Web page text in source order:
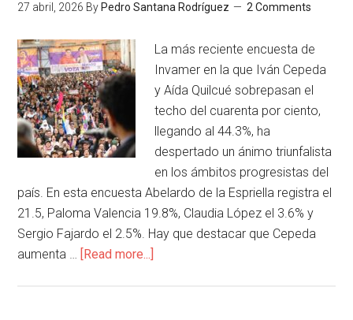
27 abril, 2026 By Pedro Santana Rodríguez 2 Comments
La más reciente encuesta de
Invamer en la que Iván Cepeda
y Aída Quilcué sobrepasan el
techo del cuarenta por ciento,
llegando al 44.3%, ha
despertado un ánimo triunfalista
en los ámbitos progresistas del
país. En esta encuesta Abelardo de la Espriella registra el
21.5, Paloma Valencia 19.8%, Claudia López el 3.6% y
Sergio Fajardo el 2.5%. Hay que destacar que Cepeda
aumenta … [Read more...]